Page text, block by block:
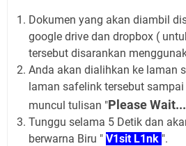
Dokumen yang akan diambil
google drive dan dropbox (
tersebut disarankan
Anda akan dialihkan ke laman
laman safelink tersebut
muncul tulisan "Please Wait...
Tunggu selama 5 Detik dan
berwarna Biru " V1sit L1nk ".